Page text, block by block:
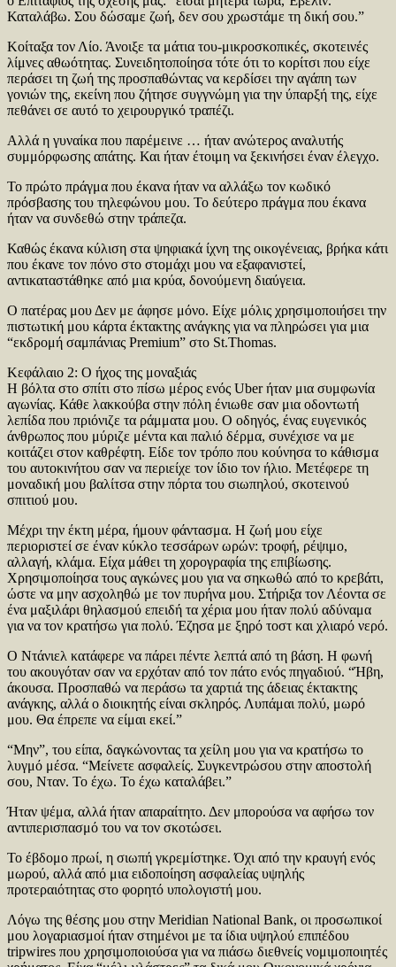
Καταλάβω. Σου δώσαμε ζωή, δεν σου χρωστάμε τη δική σου.”
Κοίταξα τον Λίο. Άνοιξε τα μάτια του-μικροσκοπικές, σκοτεινές
λίμνες αθωότητας. Συνειδητοποίησα τότε ότι το κορίτσι που είχε
περάσει τη ζωή της προσπαθώντας να κερδίσει την αγάπη των
γονιών της, εκείνη που ζήτησε συγγνώμη για την ύπαρξή της, είχε
πεθάνει σε αυτό το χειρουργικό τραπέζι.
Αλλά η γυναίκα που παρέμεινε … ήταν ανώτερος αναλυτής
συμμόρφωσης απάτης. Και ήταν έτοιμη να ξεκινήσει έναν έλεγχο.
Το πρώτο πράγμα που έκανα ήταν να αλλάξω τον κωδικό
πρόσβασης του τηλεφώνου μου. Το δεύτερο πράγμα που έκανα
ήταν να συνδεθώ στην τράπεζα.
Καθώς έκανα κύλιση στα ψηφιακά ίχνη της οικογένειας, βρήκα κάτι
που έκανε τον πόνο στο στομάχι μου να εξαφανιστεί,
αντικαταστάθηκε από μια κρύα, δονούμενη διαύγεια.
Ο πατέρας μου Δεν με άφησε μόνο. Είχε μόλις χρησιμοποιήσει την
πιστωτική μου κάρτα έκτακτης ανάγκης για να πληρώσει για μια
“εκδρομή σαμπάνιας Premium” στο St.Thomas.
Κεφάλαιο 2: Ο ήχος της μοναξιάς
Η βόλτα στο σπίτι στο πίσω μέρος ενός Uber ήταν μια συμφωνία
αγωνίας. Κάθε λακκούβα στην πόλη ένιωθε σαν μια οδοντωτή
λεπίδα που πριόνιζε τα ράμματα μου. Ο οδηγός, ένας ευγενικός
άνθρωπος που μύριζε μέντα και παλιό δέρμα, συνέχισε να με
κοιτάζει στον καθρέφτη. Είδε τον τρόπο που κούνησα το κάθισμα
του αυτοκινήτου σαν να περιείχε τον ίδιο τον ήλιο. Μετέφερε τη
μοναδική μου βαλίτσα στην πόρτα του σιωπηλού, σκοτεινού
σπιτιού μου.
Μέχρι την έκτη μέρα, ήμουν φάντασμα. Η ζωή μου είχε
περιοριστεί σε έναν κύκλο τεσσάρων ωρών: τροφή, ρέψιμο,
αλλαγή, κλάμα. Είχα μάθει τη χορογραφία της επιβίωσης.
Χρησιμοποίησα τους αγκώνες μου για να σηκωθώ από το κρεβάτι,
ώστε να μην ασχοληθώ με τον πυρήνα μου. Στήριξα τον Λέοντα σε
ένα μαξιλάρι θηλασμού επειδή τα χέρια μου ήταν πολύ αδύναμα
για να τον κρατήσω για πολύ. Έζησα με ξηρό τοστ και χλιαρό νερό.
Ο Ντάνιελ κατάφερε να πάρει πέντε λεπτά από τη βάση. Η φωνή
του ακουγόταν σαν να ερχόταν από τον πάτο ενός πηγαδιού. “Ήβη,
άκουσα. Προσπαθώ να περάσω τα χαρτιά της άδειας έκτακτης
ανάγκης, αλλά ο διοικητής είναι σκληρός. Λυπάμαι πολύ, μωρό
μου. Θα έπρεπε να είμαι εκεί.”
“Μην”, του είπα, δαγκώνοντας τα χείλη μου για να κρατήσω το
λυγμό μέσα. “Μείνετε ασφαλείς. Συγκεντρώσου στην αποστολή
σου, Νταν. Το έχω. Το έχω καταλάβει.”
Ήταν ψέμα, αλλά ήταν απαραίτητο. Δεν μπορούσα να αφήσω τον
αντιπερισπασμό του να τον σκοτώσει.
Το έβδομο πρωί, η σιωπή γκρεμίστηκε. Όχι από την κραυγή ενός
μωρού, αλλά από μια ειδοποίηση ασφαλείας υψηλής
προτεραιότητας στο φορητό υπολογιστή μου.
Λόγω της θέσης μου στην Meridian National Bank, οι προσωπικοί
μου λογαριασμοί ήταν στημένοι με τα ίδια υψηλού επιπέδου
tripwires που χρησιμοποιούσα για να πιάσω διεθνείς νομιμοποιητές